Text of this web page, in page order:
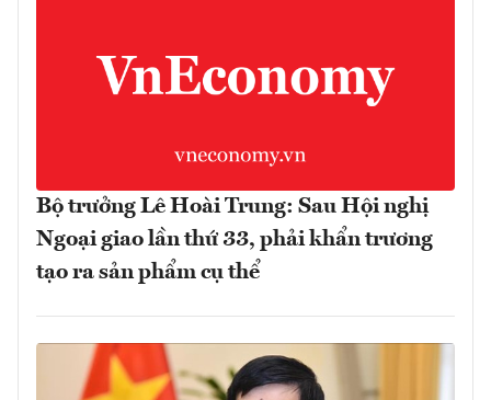
Bộ trưởng Lê Hoài Trung: Sau Hội nghị
Ngoại giao lần thứ 33, phải khẩn trương
tạo ra sản phẩm cụ thể